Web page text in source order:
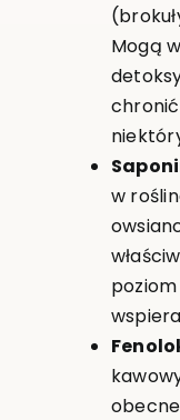
Mogą
w